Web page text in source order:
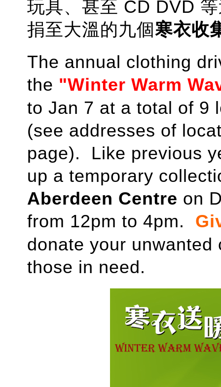
玩具、甚至 CD DVD
捐至大溫的九個寒衣收
The annual clothing
the "Winter Warm
to Jan 7 at a total of 9
(see addresses of
page). Like previous
up a temporary
Aberdeen Centre on
from 12pm to 4pm.
donate your
those in need.